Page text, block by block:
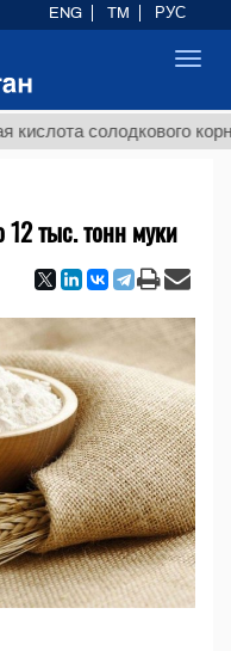
солодкового корня
12 тыс. тонн муки
ENG TM РУС